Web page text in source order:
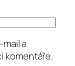
a
komentáře.